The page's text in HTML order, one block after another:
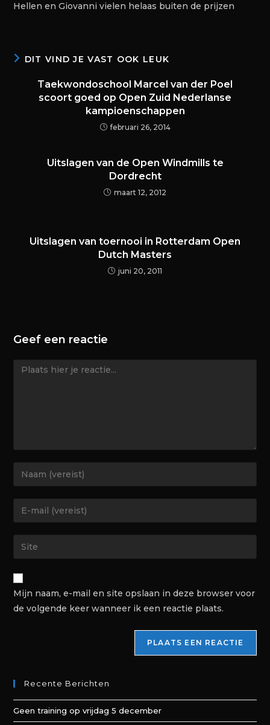
Hellen en Giovanni vielen helaas buiten de prijzen
DIT VIND JE VAST OOK LEUK
Taekwondoschool Marcel van der Poel
scoort goed op Open Zuid Nederlanse
kampioenschappen
februari 26, 2014
Uitslagen van de Open Windmills te
Dordrecht
maart 12, 2012
Uitslagen van toernooi in Rotterdam Open
Dutch Masters
juni 20, 2011
Geef een reactie
Mijn naam, e-mail en site opslaan in deze browser voor
de volgende keer wanneer ik een reactie plaats.
Recente Berichten
Geen training op vrijdag 5 december